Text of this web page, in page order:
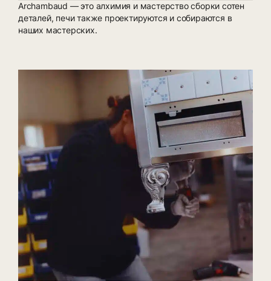
Archambaud — это алхимия и мастерство сборки сотен
деталей, печи также проектируются и собираются в
наших мастерских.